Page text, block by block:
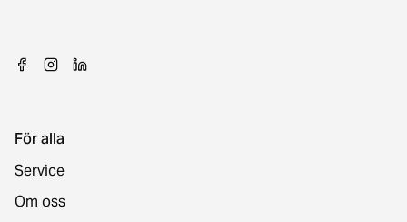
För alla
Service
Om oss